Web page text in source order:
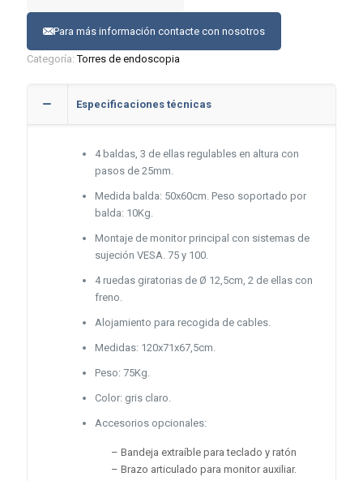
Para más información contacte con nosotros
Categoría:Torres de endoscopia
Especificaciones técnicas
4 baldas, 3 de ellas regulables en altura con
pasos de 25mm.
Medida balda: 50x60cm. Peso soportado por
balda: 10Kg.
Montaje de monitor principal con sistemas de
sujeción VESA. 75 y 100.
4 ruedas giratorias de Ø 12,5cm, 2 de ellas con
freno.
Alojamiento para recogida de cables.
Medidas: 120x71x67,5cm.
Peso: 75Kg.
Color: gris claro.
Accesorios opcionales:
– Bandeja extraíble para teclado y ratón
– Brazo articulado para monitor auxiliar.